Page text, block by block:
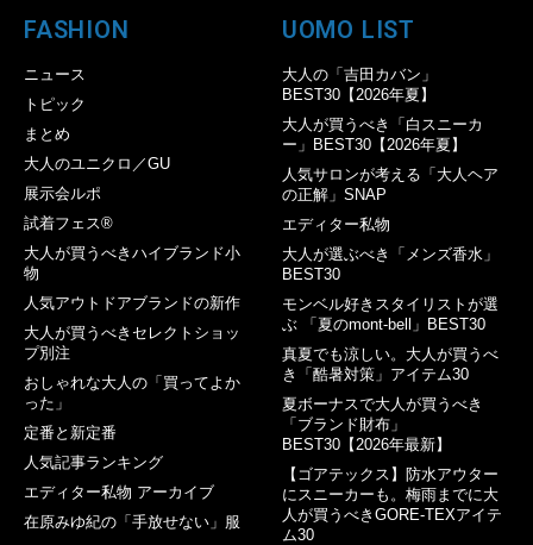
FASHION
ニュース
トピック
まとめ
大人のユニクロ／GU
展示会ルポ
試着フェス®︎
大人が買うべきハイブランド小
物
人気アウトドアブランドの新作
大人が買うべきセレクトショッ
プ別注
おしゃれな大人の「買ってよか
った」
定番と新定番
人気記事ランキング
エディター私物 アーカイブ
在原みゆ紀の「手放せない」服
UOMO LIST
大人の「吉田カバン」
BEST30【2026年夏】
大人が買うべき「白スニーカ
ー」BEST30【2026年夏】
人気サロンが考える「大人ヘア
の正解」SNAP
エディター私物
大人が選ぶべき「メンズ香水」
BEST30
モンベル好きスタイリストが選
ぶ 「夏のmont-bell」BEST30
真夏でも涼しい。大人が買うべ
き「酷暑対策」アイテム30
夏ボーナスで大人が買うべき
「ブランド財布」
BEST30【2026年最新】
【ゴアテックス】防水アウター
にスニーカーも。梅雨までに大
人が買うべきGORE-TEXアイテ
ム30